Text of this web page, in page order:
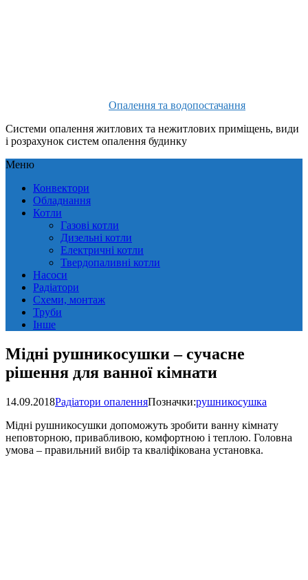
Опалення та водопостачання
Системи опалення житлових та нежитлових приміщень, види
і розрахунок систем опалення будинку
Меню
Конвектори
Обладнання
Котли
Газові котли
Дизельні котли
Електричні котли
Твердопаливні котли
Насоси
Радіатори
Схеми, монтаж
Труби
Інше
Мідні рушникосушки – сучасне
рішення для ванної кімнати
14.09.2018Радіатори опаленняПозначки:рушникосушка
Мідні рушникосушки допоможуть зробити ванну кімнату
неповторною, привабливою, комфортною і теплою. Головна
умова – правильний вибір та кваліфікована установка.